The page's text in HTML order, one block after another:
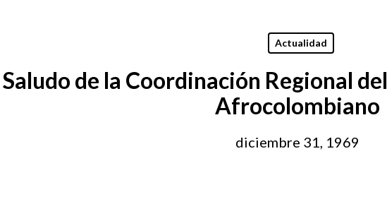
Actualidad
Saludo de la Coordinación Regional
Afrocolombiano
diciembre 31, 1969